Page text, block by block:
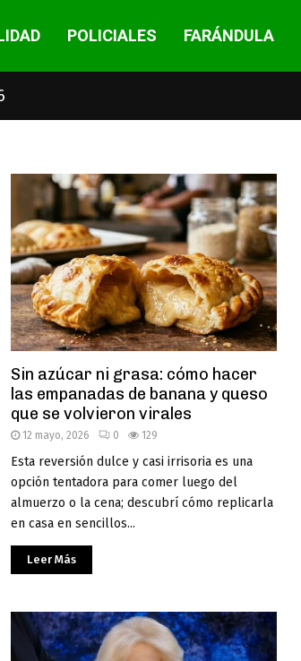
POLICIALES FARÁNDULA
Sin azúcar ni grasa: cómo hacer
las empanadas de banana y queso
que se volvieron virales
12 mayo, 2026 0 129
Esta reversión dulce y casi irrisoria es una
opción tentadora para comer luego del
almuerzo o la cena; descubrí cómo replicarla
en casa en sencillos...
Leer Más